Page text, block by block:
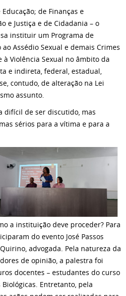
de Finanças e
e Justiça e de Cidadania – o
instituir um Programa de
Assédio Sexual e demais Crimes
Violência Sexual no âmbito da
e indireta, federal, estadual,
contudo, de alteração na Lei
assunto.
difícil de ser discutido, mas
sérios para a vítima e para a
a instituição deve proceder? Para
do evento José Passos
advogada. Pela natureza da
de opinião, a palestra foi
docentes – estudantes do curso
Entretanto, pela